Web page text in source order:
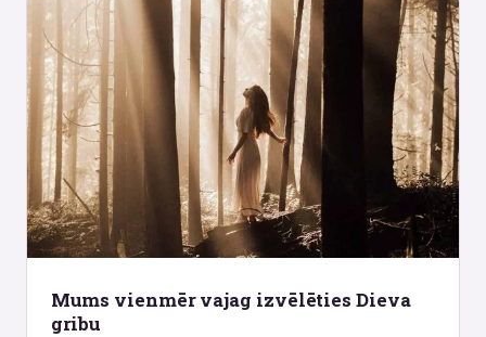
Mums vienmēr vajag izvēlēties Dieva
gribu